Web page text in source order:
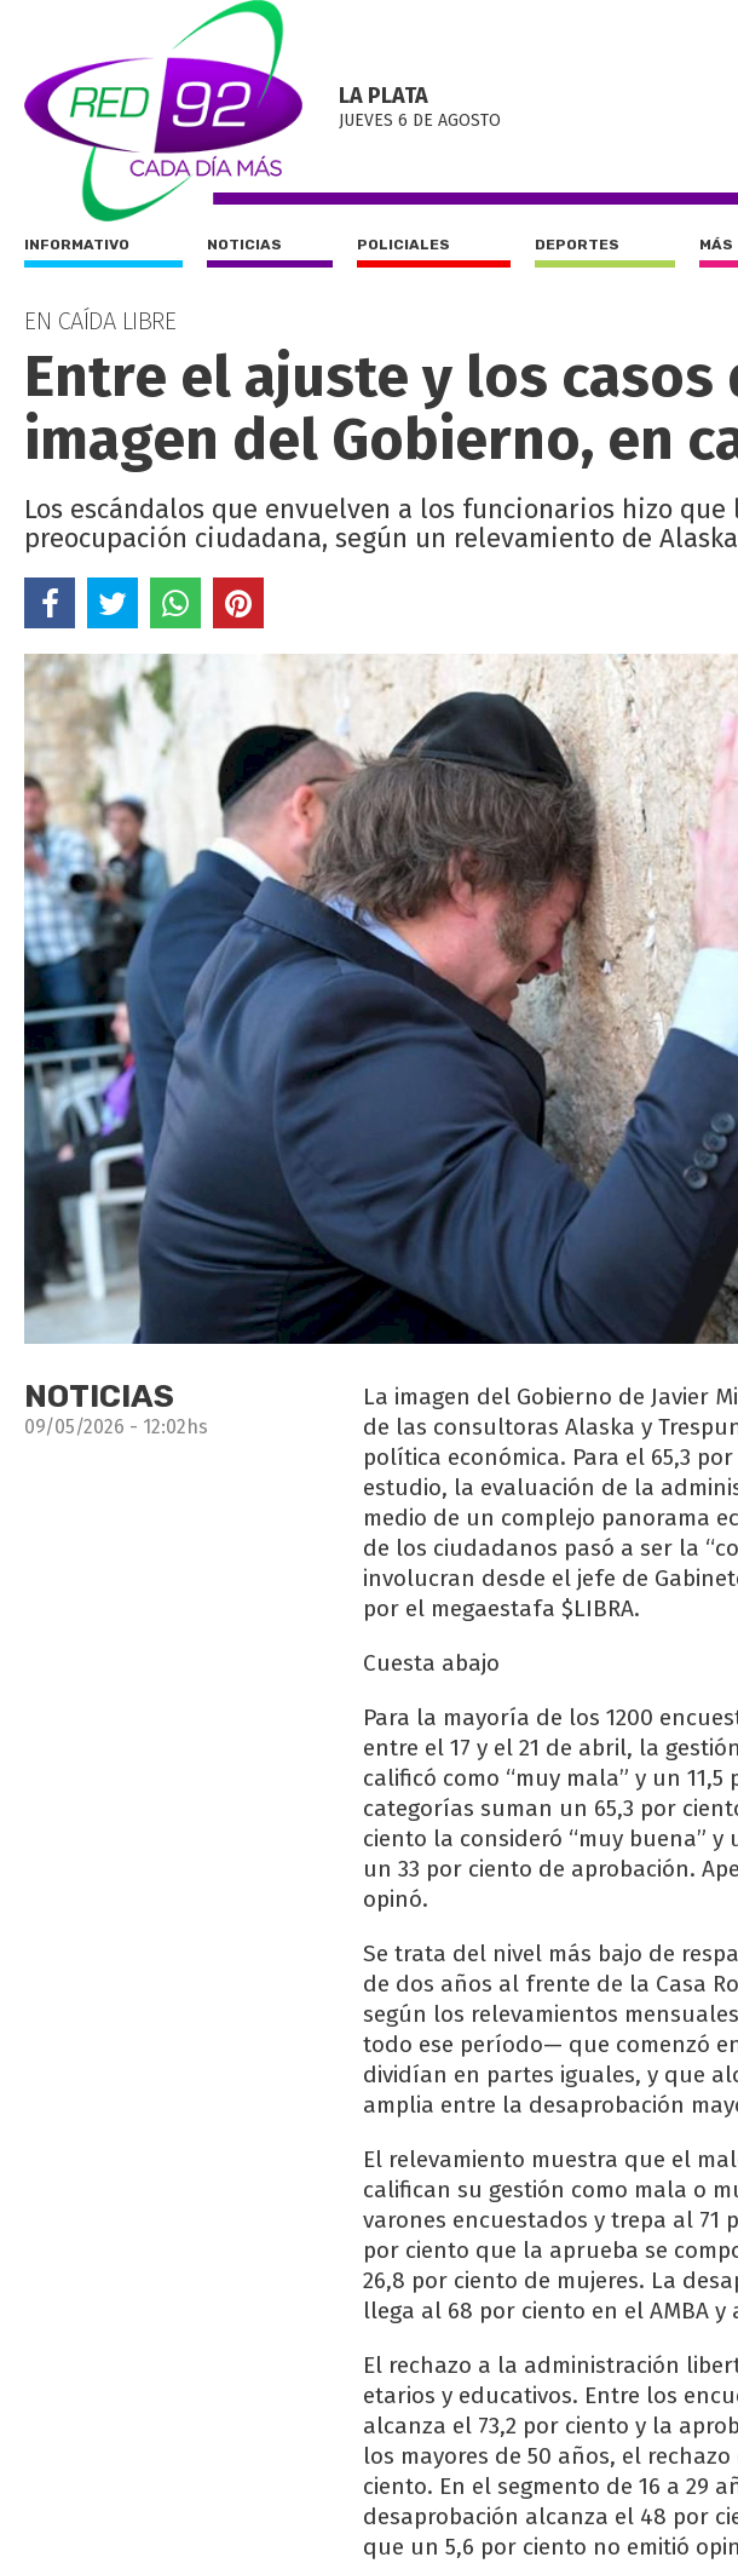
LA PLATA
JUEVES 6 DE AGOSTO
INFORMATIVO NOTICIAS POLICIALES DEPORTES MÁS
EN CAÍDA LIBRE
Entre el ajuste y los
imagen del Gobierno, en
Los escándalos que envuelven a los funcionarios hizo
preocupación ciudadana, según un relevamiento de
NOTICIAS
09/05/2026 - 12:02hs
La imagen del Gobierno de Javier
de las consultoras Alaska y
política económica. Para el 65,3
estudio, la evaluación de la
medio de un complejo panorama
de los ciudadanos pasó a ser la
involucran desde el jefe de
por el megaestafa $LIBRA.
Cuesta abajo
Para la mayoría de los 1200
entre el 17 y el 21 de abril, la
calificó como “muy mala” y un
categorías suman un 65,3 por
ciento la consideró “muy buena” y
un 33 por ciento de aprobación.
opinó.
Se trata del nivel más bajo de
de dos años al frente de la Casa
según los relevamientos
todo ese período— que comenzó
dividían en partes iguales, y que
amplia entre la desaprobación
El relevamiento muestra que el
califican su gestión como mala o
varones encuestados y trepa al 71
por ciento que la aprueba se
26,8 por ciento de mujeres. La
llega al 68 por ciento en el AMBA
El rechazo a la administración
etarios y educativos. Entre los
alcanza el 73,2 por ciento y la
los mayores de 50 años, el
ciento. En el segmento de 16 a 29
desaprobación alcanza el 48 por
que un 5,6 por ciento no emitió